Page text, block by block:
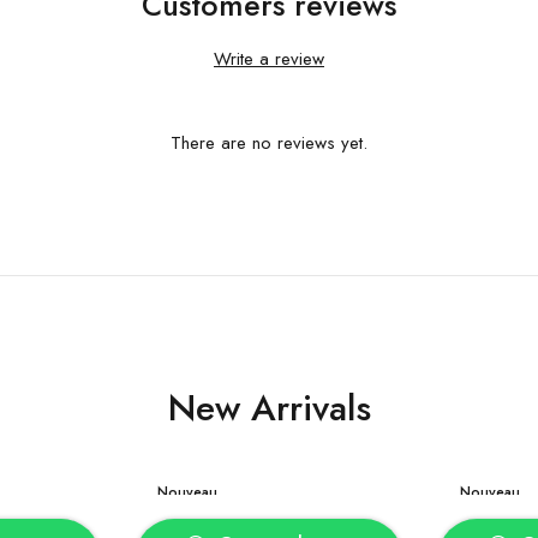
Write a review
There are no reviews yet.
New Arrivals
Nouveau
Ajouter au panier
Nouveau